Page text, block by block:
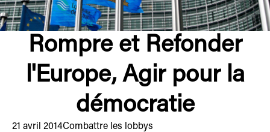
Rompre et Refonder
l'Europe, Agir pour la
démocratie
21 avril 2014Combattre les lobbys